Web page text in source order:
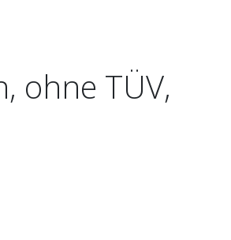
ohne TÜV,